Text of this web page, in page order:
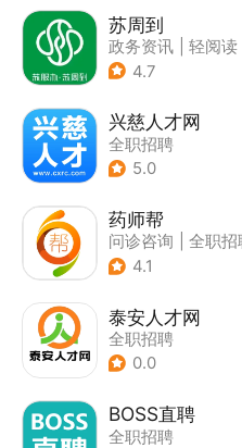
苏周到
政务资讯
轻阅读
4.7
兴慈人才网
全职招聘
5.0
药师帮
问诊咨询
全职招
4.1
泰安人才网
全职招聘
0.0
BOSS直聘
全职招聘